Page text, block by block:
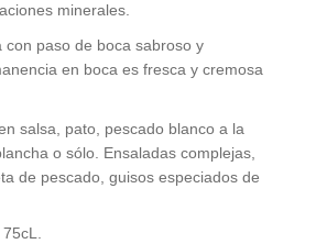
minerales.
con paso de boca sabroso y
en boca es fresca y cremosa
salsa, pato, pescado blanco a la
o sólo. Ensaladas complejas,
de pescado, guisos especiados de
75cL.